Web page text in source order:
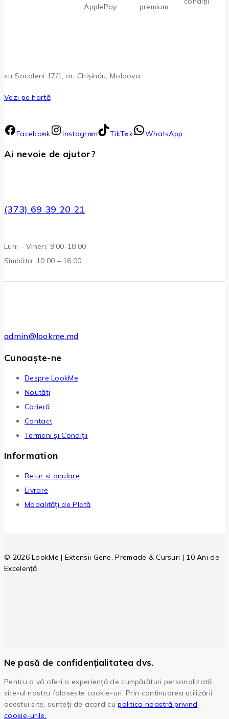
ApplePay
premium
str.Socoleni 17/1, or, Chișinău, Moldova
Vezi pe hartă
Facebook Instagram TikTok WhatsApp
Ai nevoie de ajutor?
(373) 69 39 20 21
Luni – Vineri: 9:00-18:00
Sîmbăta: 10:00 – 16:00
admin@lookme.md
Cunoaște-ne
Despre LookMe
Noutăți
Carieră
Contact
Termeni și Condiții
Information
Retur si anulare
Livrare
Modalități de Plată
© 2026 LookMe | Extensii Gene, Premade & Cursuri | 10 Ani de
Excelență
Ne pasă de confidențialitatea dvs.
Pentru a vă oferi o experiență de cumpărături personalizată,
site-ul nostru folosește cookie-uri. Prin continuarea utilizării
acestui site, sunteți de acord cupolitica noastră privind
cookie-urile.